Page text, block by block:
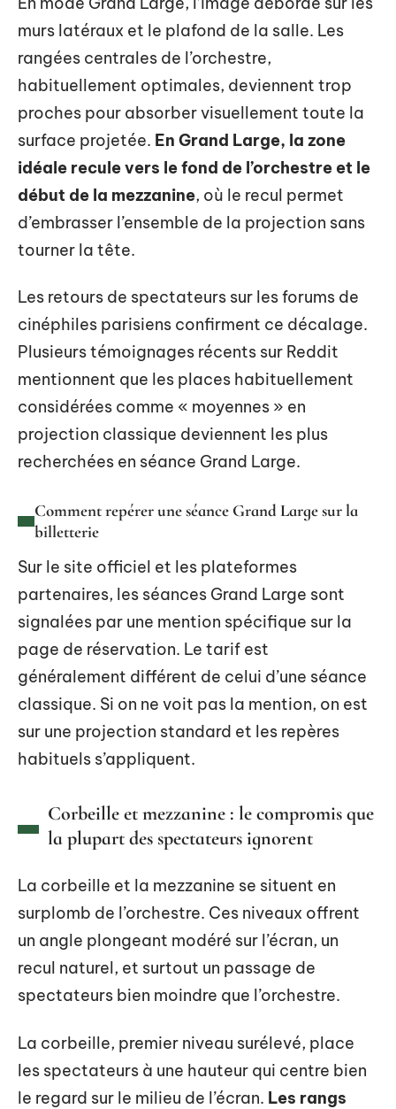
murs latéraux et le plafond de la salle. Les
rangées centrales de l’orchestre,
habituellement optimales, deviennent trop
proches pour absorber visuellement toute la
surface projetée. En Grand Large, la zone
idéale recule vers le fond de l’orchestre et le
début de la mezzanine, où le recul permet
d’embrasser l’ensemble de la projection sans
tourner la tête.
Les retours de spectateurs sur les forums de
cinéphiles parisiens confirment ce décalage.
Plusieurs témoignages récents sur Reddit
mentionnent que les places habituellement
considérées comme « moyennes » en
projection classique deviennent les plus
recherchées en séance Grand Large.
Comment repérer une séance Grand Large sur la
billetterie
Sur le site officiel et les plateformes
partenaires, les séances Grand Large sont
signalées par une mention spécifique sur la
page de réservation. Le tarif est
généralement différent de celui d’une séance
classique. Si on ne voit pas la mention, on est
sur une projection standard et les repères
habituels s’appliquent.
Corbeille et mezzanine : le compromis que
la plupart des spectateurs ignorent
La corbeille et la mezzanine se situent en
surplomb de l’orchestre. Ces niveaux offrent
un angle plongeant modéré sur l’écran, un
recul naturel, et surtout un passage de
spectateurs bien moindre que l’orchestre.
La corbeille, premier niveau surélevé, place
les spectateurs à une hauteur qui centre bien
le regard sur le milieu de l’écran. Les rangs